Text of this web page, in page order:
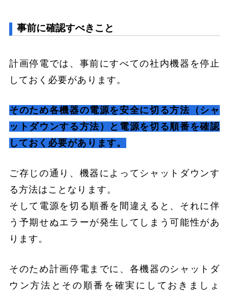
事前に確認すべきこと
計画停電では、事前にすべての社内機器を停止
しておく必要があります。
そのため各機器の電源を安全に切る方法（シャ
ットダウンする方法）と電源を切る順番を確認
しておく必要があります。
ご存じの通り、機器によってシャットダウンす
る方法はことなります。
そして電源を切る順番を間違えると、それに伴
う予期せぬエラーが発生してしまう可能性があ
ります。
そのため計画停電までに、各機器のシャットダ
ウン方法とその順番を確実にしておきましょ